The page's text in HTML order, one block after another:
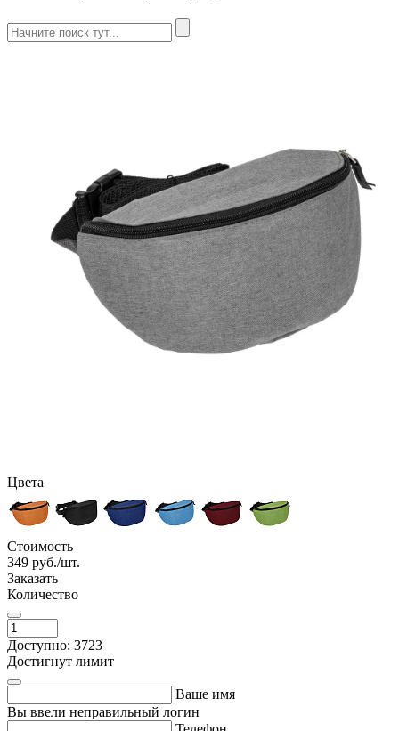
Цвета
Стоимость
349 руб./шт.
Заказать
Количество
Доступно: 3723
Достигнут лимит
Ваше имя
Вы ввели неправильный логин